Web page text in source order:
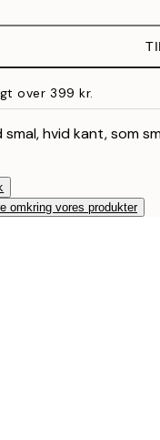
over 399 kr.
smal, hvid kant, som
omkring vores produkter